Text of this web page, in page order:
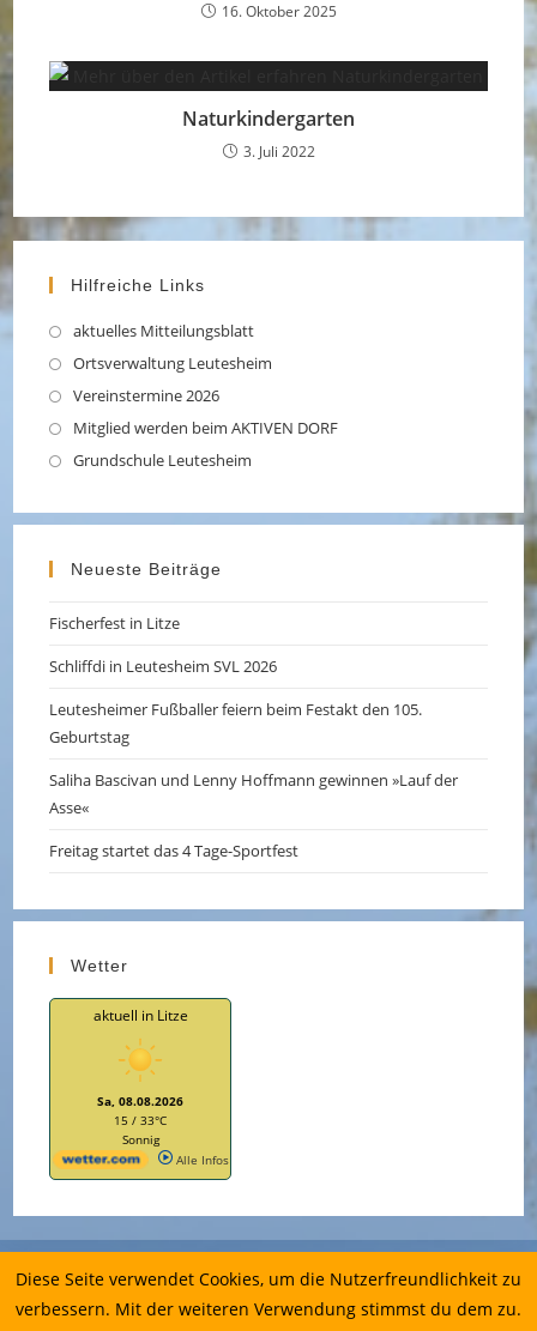
16. Oktober 2025
Naturkindergarten
3. Juli 2022
Hilfreiche Links
aktuelles MitteilungsblattOpens
in
new
Ortsverwaltung Leutesheim
a
Vereinstermine 2026Opens
in
a
tab
Mitglied werden beim AKTIVEN DORFOpens
new
Grundschule Leutesheim
a
Neueste Beiträge
Fischerfest in Litze
Schliffdi in Leutesheim SVL 2026
Leutesheimer Fußballer feiern beim Festakt den 105.
Geburtstag
Saliha Bascivan und Lenny Hoffmann gewinnen »Lauf der
Asse«
Freitag startet das 4 Tage-Sportfest
Wetter
aktuell in Litze
Sa, 08.08.2026
15 / 33°C
Sonnig
Alle Infos
Impressum
Diese Seite verwendet Cookies, um die Nutzerfreundlichkeit zu
verbessern. Mit der weiteren Verwendung stimmst du dem zu.